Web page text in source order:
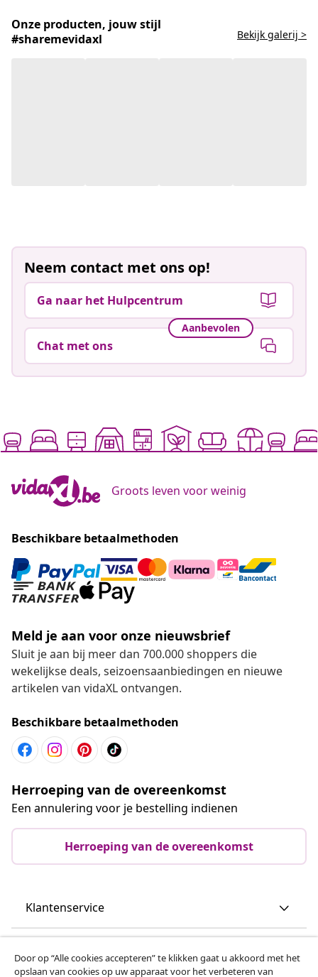
Onze producten, jouw stijl
#sharemevidaxl
Bekijk galerij >
Neem contact met ons op!
Ga naar het Hulpcentrum
Aanbevolen
Chat met ons
Groots leven voor weinig
Beschikbare betaalmethoden
Meld je aan voor onze nieuwsbrief
Sluit je aan bij meer dan 700.000 shoppers die
wekelijkse deals, seizoensaanbiedingen en nieuwe
artikelen van vidaXL ontvangen.
Beschikbare betaalmethoden
Herroeping van de overeenkomst
Een annulering voor je bestelling indienen
Herroeping van de overeenkomst
Klantenservice
Door op “Alle cookies accepteren” te klikken gaat u akkoord met het
opslaan van cookies op uw apparaat voor het verbeteren van